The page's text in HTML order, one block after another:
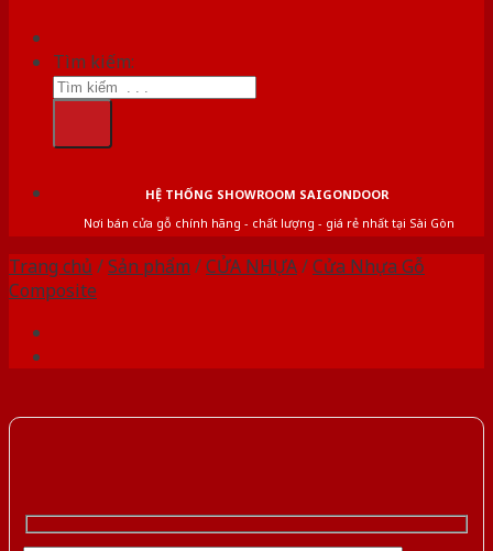
Tìm kiếm:
HỆ THỐNG SHOWROOM SAIGONDOOR
Nơi bán cửa gỗ chính hãng - chất lượng - giá rẻ nhất tại Sài Gòn
Trang chủ /Sản phẩm /CỬA NHỰA/Cửa Nhựa Gỗ
Composite